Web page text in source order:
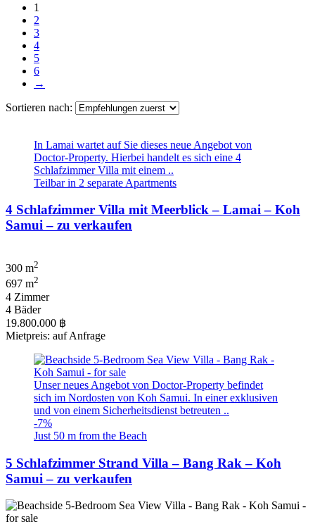
1
2
3
4
5
6
→
Sortieren nach:
In Lamai wartet auf Sie dieses neue Angebot von
Doctor-Property. Hierbei handelt es sich eine 4
Schlafzimmer Villa mit einem ..
Teilbar in 2 separate Apartments
4 Schlafzimmer Villa mit Meerblick – Lamai – Koh
Samui – zu verkaufen
300 m2
697 m2
4 Zimmer
4 Bäder
19.800.000 ฿
Mietpreis: auf Anfrage
Unser neues Angebot von Doctor-Property befindet
sich im Nordosten von Koh Samui. In einer exklusiven
und von einem Sicherheitsdienst betreuten ..
-7%
Just 50 m from the Beach
5 Schlafzimmer Strand Villa – Bang Rak – Koh
Samui – zu verkaufen